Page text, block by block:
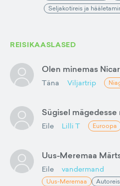
Seljakotireis ja
REISIKAASLASED
Olen minemas
Täna Viljartrip
Sügisel mägedesse
Eile Lilli T Euroopa
Uus-Meremaa
Eile vandermand
Uus-Meremaa Autoreis